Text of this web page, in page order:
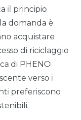
il principio
domanda è
acquistare
di riciclaggio
di PHENO
verso i
preferiscono